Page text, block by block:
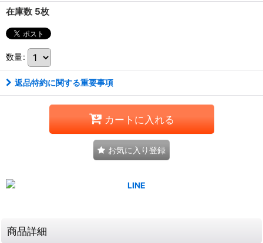
在庫数 5枚
数量:
返品特約に関する重要事項
カートに入れる
お気に入り登録
商品詳細